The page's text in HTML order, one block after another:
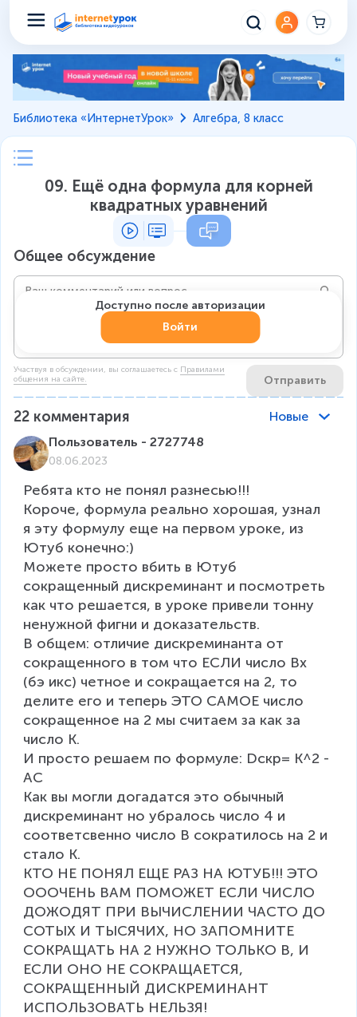
Библиотека «ИнтернетУрок» Алгебра, 8 класс
09. Ещё одна формула для корней
квадратных уравнений
Общее обсуждение
Участвуя в обсуждении, вы соглашаетесь c Правилами
общения на сайте.
Отправить
Доступно после авторизации
Войти
22 комментария
Новые
Пользователь - 2727748
08.06.2023
Ребята кто не понял разнесью!!!
Короче, формула реально хорошая, узнал
я эту формулу еще на первом уроке, из
Ютуб конечно:)
Можете просто вбить в Ютуб
сокращенный дискреминант и посмотреть
как что решается, в уроке привели тонну
ненужной фигни и доказательств.
В общем: отличие дискреминанта от
сокращенного в том что ЕСЛИ число Вх
(бэ икс) четное и сокращается на 2, то
делите его и теперь ЭТО САМОЕ число
сокращенное на 2 мы считаем за как за
число К.
И просто решаем по формуле: Dскр= К^2 -
AC
Как вы могли догадатся это обычный
дискреминант но убралось число 4 и
соответсвенно число В сократилось на 2 и
стало К.
КТО НЕ ПОНЯЛ ЕЩЕ РАЗ НА ЮТУБ!!! ЭТО
ОООЧЕНЬ ВАМ ПОМОЖЕТ ЕСЛИ ЧИСЛО
ДОЖОДЯТ ПРИ ВЫЧИСЛЕНИИ ЧАСТО ДО
СОТЫХ И ТЫСЯЧИХ, НО ЗАПОМНИТЕ
СОКРАЩАТЬ НА 2 НУЖНО ТОЛЬКО В, И
ЕСЛИ ОНО НЕ СОКРАЩАЕТСЯ,
СОКРАЩЕННЫЙ ДИСКРЕМИНАНТ
ИСПОЛЬЗОВАТЬ НЕЛЬЗЯ!